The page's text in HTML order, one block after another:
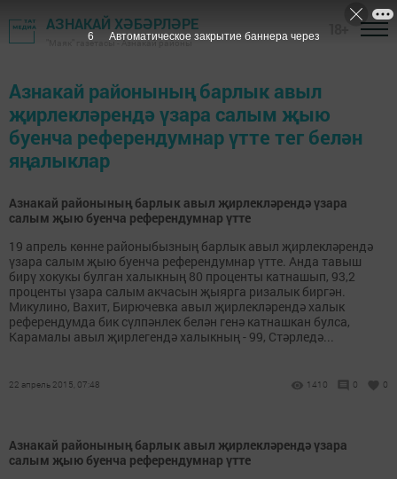
АЗНАКАЙ ХӘБӘРЛӘРЕ
"Маяк" газетасы - Азнакай районы
Азнакай районының барлык авыл
җирлекләрендә үзара салым җыю
буенча референдумнар үтте тег белән
яңалыклар
Азнакай районының барлык авыл җирлекләрендә үзара
салым җыю буенча референдумнар үтте
19 апрель көнне районыбызның барлык авыл җирлекләрендә
үзара салым җыю буенча референдумнар үтте. Анда тавыш
бирү хокукы булган халыкның 80 проценты катнашып, 93,2
проценты үзара салым акчасын җыярга ризалык биргән.
Микулино, Вахит, Бирючевка авыл җирлекләрендә халык
референдумда бик сүлпәнлек белән генә катнашкан булса,
Карамалы авыл җирлегендә халыкның - 99, Стәрледә...
22 апрель 2015, 07:48 1410 0 0
Азнакай районының барлык авыл җирлекләрендә үзара
салым җыю буенча референдумнар үтте
6 Автоматическое закрытие баннера через